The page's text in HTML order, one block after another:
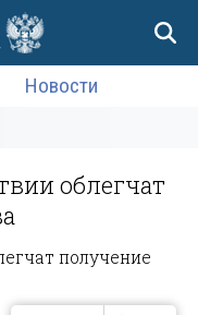
Новости
облегчат
получение